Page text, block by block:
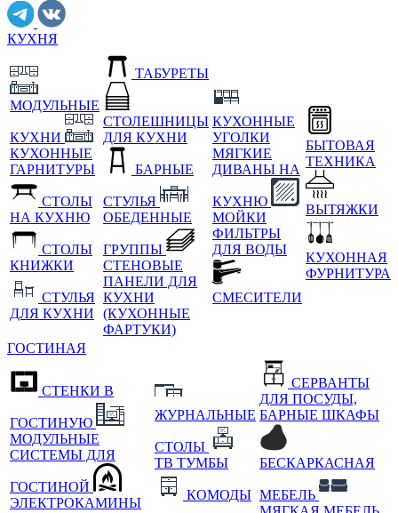
КУХНЯ
МОДУЛЬНЫЕ
КУХНИ
КУХОННЫЕ
ГАРНИТУРЫ
СТОЛЫ
НА КУХНЮ
СТОЛЫ
КНИЖКИ
СТУЛЬЯ
ДЛЯ КУХНИ
ТАБУРЕТЫ
СТОЛЕШНИЦЫ
ДЛЯ КУХНИ
БАРНЫЕ
СТУЛЬЯ
ОБЕДЕННЫЕ
ГРУППЫ
СТЕНОВЫЕ
ПАНЕЛИ ДЛЯ
КУХНИ
(КУХОННЫЕ
ФАРТУКИ)
КУХОННЫЕ
УГОЛКИ
МЯГКИЕ
ДИВАНЫ НА
КУХНЮ
МОЙКИ
ФИЛЬТРЫ
ДЛЯ ВОДЫ
СМЕСИТЕЛИ
БЫТОВАЯ
ТЕХНИКА
ВЫТЯЖКИ
КУХОННАЯ
ФУРНИТУРА
ГОСТИНАЯ
СТЕНКИ В
ГОСТИНУЮ
МОДУЛЬНЫЕ
СИСТЕМЫ ДЛЯ
ГОСТИНОЙ
ЭЛЕКТРОКАМИНЫ
ЖУРНАЛЬНЫЕ
СТОЛЫ
ТВ ТУМБЫ
КОМОДЫ
СЕРВАНТЫ
ДЛЯ ПОСУДЫ,
БАРНЫЕ ШКАФЫ
БЕСКАРКАСНАЯ
МЕБЕЛЬ